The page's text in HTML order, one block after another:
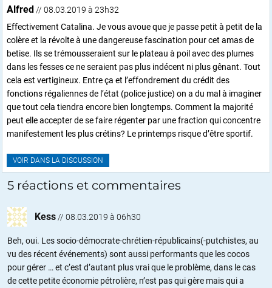
Alfred // 08.03.2019 à 23h32
Effectivement Catalina. Je vous avoue que je passe petit à petit de la
colère et la révolte à une dangereuse fascination pour cet amas de
betise. Ils se trémousseraient sur le plateau à poil avec des plumes
dans les fesses ce ne seraient pas plus indécent ni plus gênant. Tout
cela est vertigineux. Entre ça et l’effondrement du crédit des
fonctions régaliennes de l’état (police justice) on a du mal à imaginer
que tout cela tiendra encore bien longtemps. Comment la majorité
peut elle accepter de se faire régenter par une fraction qui concentre
manifestement les plus crétins? Le printemps risque d’être sportif.
VOIR DANS LA DISCUSSION
5 réactions et commentaires
Kess // 08.03.2019 à 06h30
Beh, oui. Les socio-démocrate-chrétien-républicains(-putchistes, au
vu des récent événements) sont aussi performants que les cocos
pour gérer … et c’est d’autant plus vrai que le problème, dans le cas
de cette petite économie pétrolière, n’est pas qui gère mais qui a